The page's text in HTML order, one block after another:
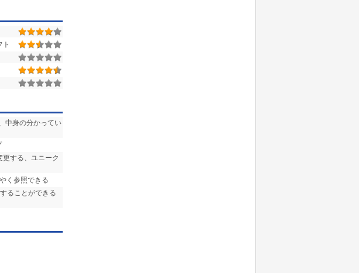
中身の分かってい
更する、ユニーク
く参照できる
ることができる